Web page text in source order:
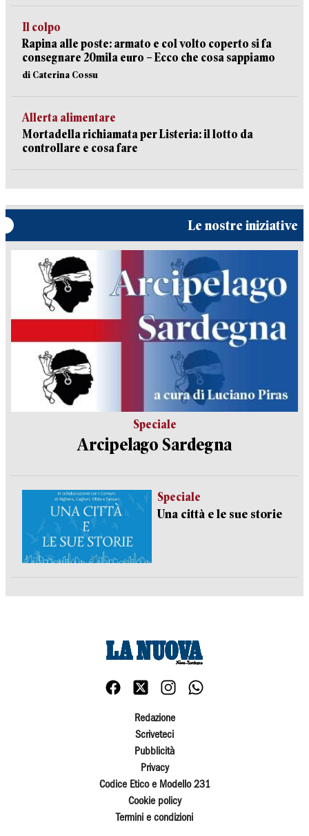
Il colpo
Rapina alle poste: armato e col volto coperto si fa
consegnare 20mila euro – Ecco che cosa sappiamo
di Caterina Cossu
Allerta alimentare
Mortadella richiamata per Listeria: il lotto da
controllare e cosa fare
Le nostre iniziative
Speciale
Arcipelago Sardegna
Speciale
Una città e le sue storie
Redazione
Scriveteci
Pubblicità
Privacy
Codice Etico e Modello 231
Cookie policy
Termini e condizioni